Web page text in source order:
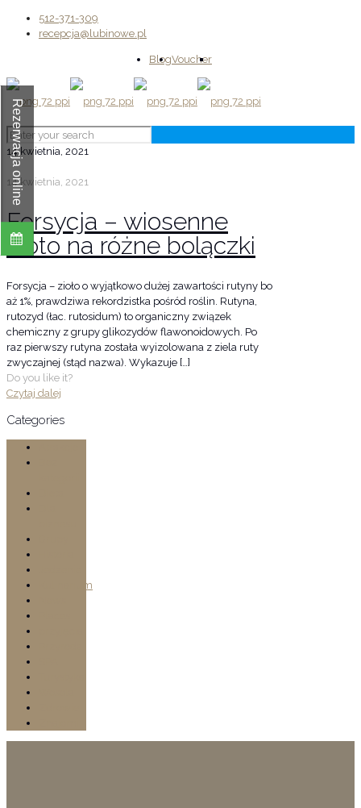
Rezerwacja online
512-371-309
recepcja@lubinowe.pl
BlogVoucher
14 kwietnia, 2021
14 kwietnia, 2021
Forsycja – wiosenne
złoto na różne bolączki
Forsycja – zioło o wyjątkowo dużej zawartości rutyny bo
aż 1%, prawdziwa rekordzistka pośród roślin. Rutyna,
rutozyd (łac. rutosidum) to organiczny związek
chemiczny z grupy glikozydów flawonoidowych. Po
raz pierwszy rutyna została wyizolowana z ziela ruty
zwyczajnej (stąd nazwa). Wykazuje […]
Do you like it?
Czytaj dalej
Categories
Kulinarium